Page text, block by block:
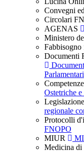
Convegni
Circolari
AGENAS
Ministero
Documenti
Parlamentari
Ostetriche
regionale
Protocolli
FNOPO
MIUR
Medicina di